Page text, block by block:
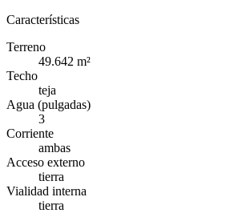
Características
Terreno
49.642 m²
Techo
teja
Agua (pulgadas)
3
Corriente
ambas
Acceso externo
tierra
Vialidad interna
tierra